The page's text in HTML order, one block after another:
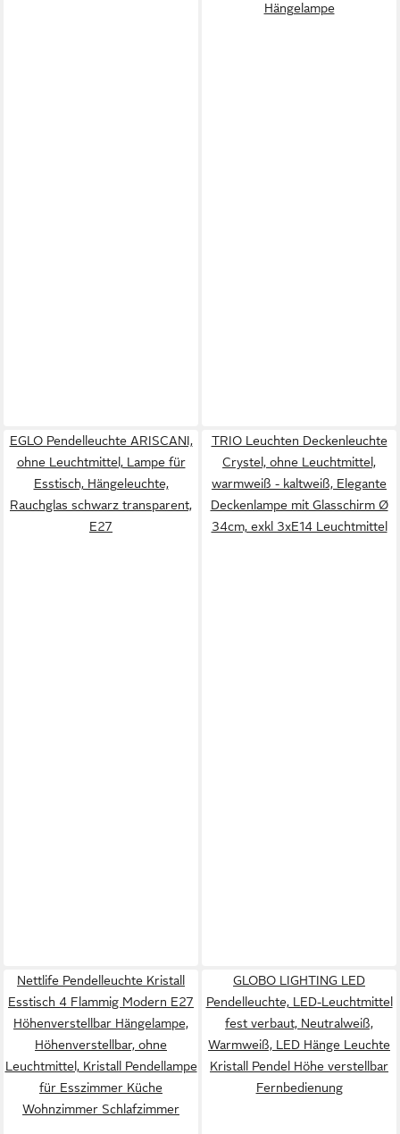
Hängelampe
EGLO Pendelleuchte ARISCANI,
ohne Leuchtmittel, Lampe für
Esstisch, Hängeleuchte,
Rauchglas schwarz transparent,
E27
TRIO Leuchten Deckenleuchte
Crystel, ohne Leuchtmittel,
warmweiß - kaltweiß, Elegante
Deckenlampe mit Glasschirm Ø
34cm, exkl 3xE14 Leuchtmittel
Nettlife Pendelleuchte Kristall
Esstisch 4 Flammig Modern E27
Höhenverstellbar Hängelampe,
Höhenverstellbar, ohne
Leuchtmittel, Kristall Pendellampe
für Esszimmer Küche
Wohnzimmer Schlafzimmer
GLOBO LIGHTING LED
Pendelleuchte, LED-Leuchtmittel
fest verbaut, Neutralweiß,
Warmweiß, LED Hänge Leuchte
Kristall Pendel Höhe verstellbar
Fernbedienung